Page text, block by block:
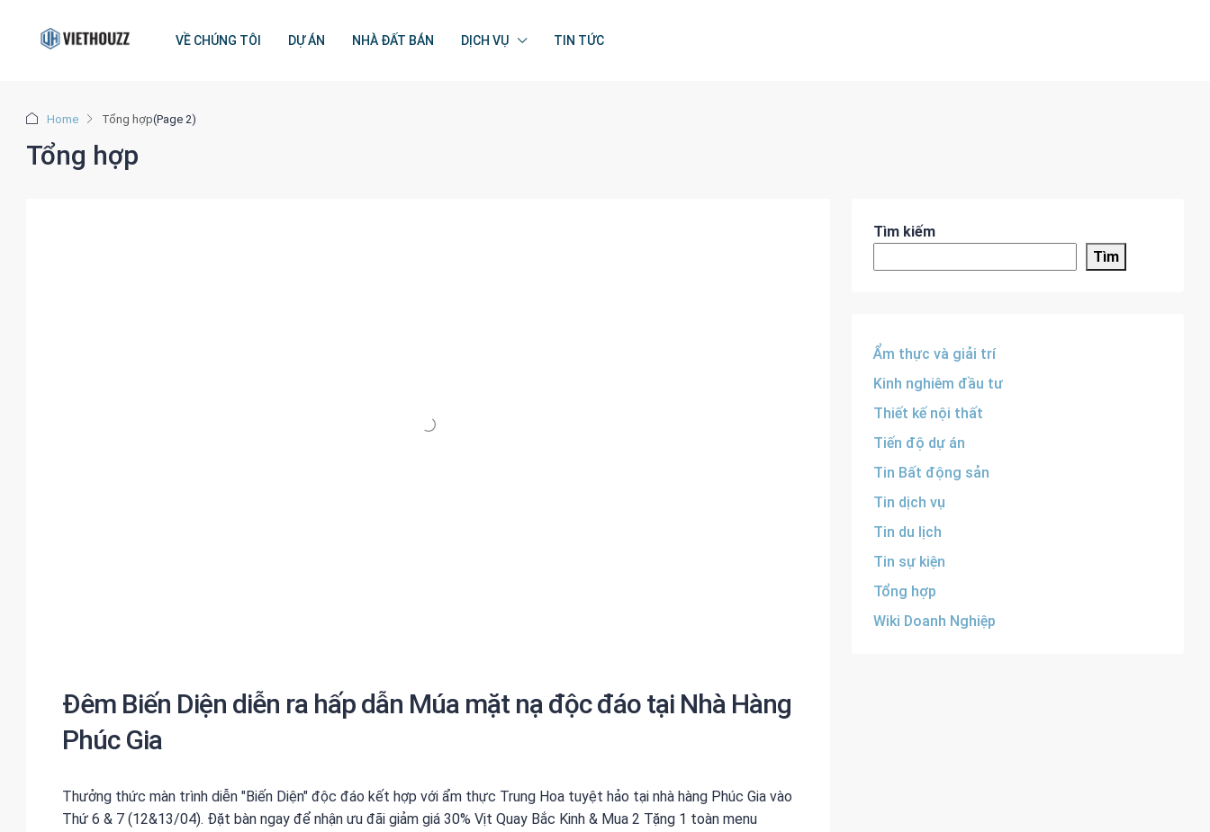
VỀ CHÚNG TÔI DỰ ÁN NHÀ ĐẤT BÁN DỊCH VỤ TIN TỨC
Home Tổng hợp(Page 2)
Tổng hợp
Đêm Biến Diện diễn ra hấp dẫn Múa mặt nạ độc đáo tại Nhà Hàng
Phúc Gia
Thưởng thức màn trình diễn "Biến Diện" độc đáo kết hợp với ẩm thực Trung Hoa tuyệt hảo tại nhà hàng Phúc Gia vào
Thứ 6 & 7 (12&13/04). Đặt bàn ngay để nhận ưu đãi giảm giá 30% Vịt Quay Bắc Kinh & Mua 2 Tặng 1 toàn menu
Tìm kiếm
Tìm
Ẩm thực và giải trí
Kinh nghiêm đầu tư
Thiết kế nội thất
Tiến độ dự án
Tin Bất động sản
Tin dịch vụ
Tin du lịch
Tin sự kiện
Tổng hợp
Wiki Doanh Nghiệp